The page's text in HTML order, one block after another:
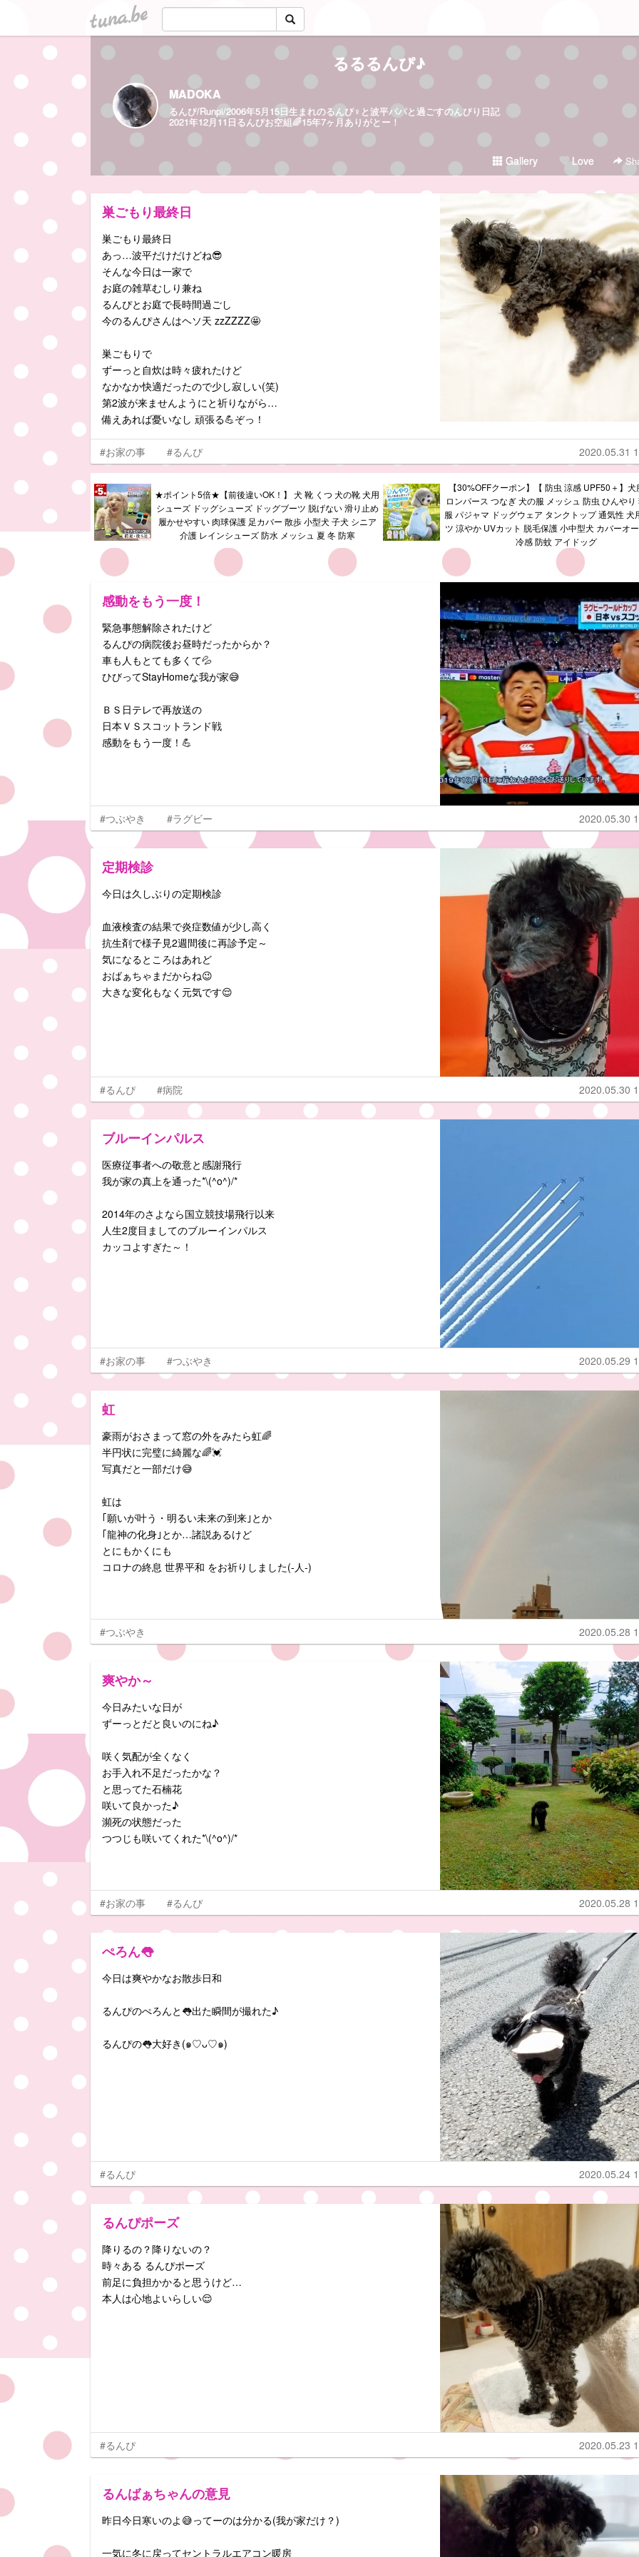
tuna.be
るるるんぴ♪
MADOKA
るんぴ/Runpi/2006年5月15日生まれのるんぴ♀と波平パパと過ごすのんびり日記
2021年12月11日るんぴお空組🌈15年7ヶ月ありがとー！
Gallery Love
巣ごもり最終日
巣ごもり最終日
あっ…波平だけだけどね😎
そんな今日は一家で
お庭の雑草むしり兼ね
るんぴとお庭で長時間過ごし
今のるんぴさんはヘソ天 zzZZZZ🤩
巣ごもりで
ずーっと自炊は時々疲れたけど
なかなか快適だったので少し寂しい(笑)
第2波が来ませんようにと祈りながら…
備えあれば憂いなし 頑張る💪ぞっ！
#お家の事 #るんぴ 2020.05.31
★ポイント5倍★【前後違いOK！】 犬 靴 くつ 犬の靴 犬用
シューズ ドッグシューズ ドッグブーツ 脱げない 滑り止め
履かせやすい 肉球保護 足カバー 散歩 小型犬 子犬 シニア
介護 レインシューズ 防水 メッシュ 夏 冬 防寒
【30%OFFクーポン】【 防虫 涼感 UPF50＋】犬
ロンパース つなぎ 犬の服 メッシュ 防虫 ひんやり
服 パジャマ ドッグウェア タンクトップ 通気性 犬
ツ 涼やか UVカット 脱毛保護 小中型犬 カバーオ
冷感 防蚊 アイドッグ
感動をもう一度！
緊急事態解除されたけど
るんぴの病院後お昼時だったからか？
車も人もとても多くて💦
ひびってStayHomeな我が家😅
ＢＳ日テレで再放送の
日本ＶＳスコットランド戦
感動をもう一度！💪
#つぶやき #ラグビー 2020.05.30
定期検診
今日は久しぶりの定期検診
血液検査の結果で炎症数値が少し高く
抗生剤で様子見2週間後に再診予定～
気になるところはあれど
おばぁちゃまだからね😉
大きな変化もなく元気です😌
#るんぴ #病院 2020.05.30
ブルーインパルス
医療従事者への敬意と感謝飛行
我が家の真上を通った*\(^o^)/*
2014年のさよなら国立競技場飛行以来
人生2度目ましてのブルーインパルス
カッコよすぎた～！
#お家の事 #つぶやき 2020.05.29
虹
豪雨がおさまって窓の外をみたら虹🌈
半円状に完璧に綺麗な🌈💓
写真だと一部だけ😅
虹は
｢願いが叶う・明るい未来の到来｣とか
｢龍神の化身｣とか…諸説あるけど
とにもかくにも
コロナの終息 世界平和 をお祈りしました(-人-)
#つぶやき 2020.05.28
爽やか～
今日みたいな日が
ずーっとだと良いのにね♪
咲く気配が全くなく
お手入れ不足だったかな？
と思ってた石楠花
咲いて良かった♪
瀕死の状態だった
つつじも咲いてくれた*\(^o^)/*
#お家の事 #るんぴ 2020.05.28
ぺろん👅
今日は爽やかなお散歩日和
るんぴのぺろんと👅出た瞬間が撮れた♪
るんぴの👅大好き(๑♡ᴗ♡๑)
#るんぴ 2020.05.24
るんぴポーズ
降りるの？降りないの？
時々ある るんぴポーズ
前足に負担かかると思うけど…
本人は心地よいらしい😌
#るんぴ 2020.05.23
るんばぁちゃんの意見
昨日今日寒いのよ😅ってーのは分かる(我が家だけ？)
一気に冬に戻ってセントラルエアコン暖房